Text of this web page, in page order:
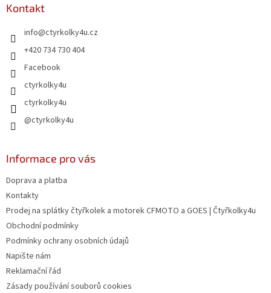
Kontakt
info@ctyrkolky4u.cz
+420 734 730 404
Facebook
ctyrkolky4u
ctyrkolky4u
@ctyrkolky4u
Informace pro vás
Doprava a platba
Kontakty
Prodej na splátky čtyřkolek a motorek CFMOTO a GOES | Čtyřkolky4u
Obchodní podmínky
Podmínky ochrany osobních údajů
Napište nám
Reklamační řád
Zásady používání souborů cookies